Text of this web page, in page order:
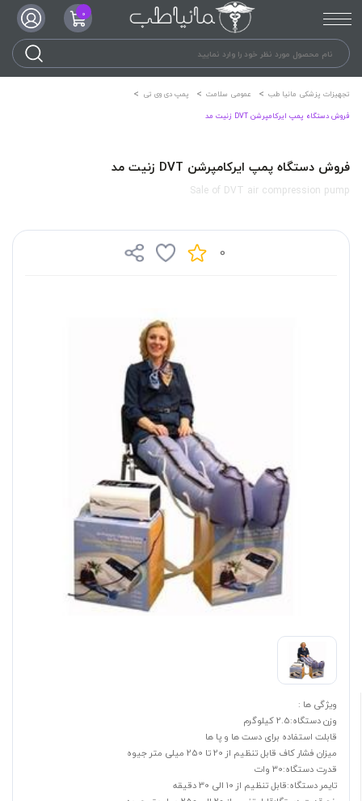
0
تجهیزات پزشکی مانیا طب عمومی سلامت
پمپ دی وی تی
فروش دستگاه پمپ ایرکامپرشن DVT زنیت مد
فروش دستگاه پمپ ایرکامپرشن DVT زنیت مد
Sale of DVT air compression pump
0
ویژگی ها :
وزن دستگاه:2.5 کیلوگرم
قابلت استفاده برای دست ها و پا ها
میزان فشار کاف قابل تنظیم از 20 تا 250 میلی متر جیوه
قدرت دستگاه:30 وات
تایمر دستگاه:قابل تنظیم از 10 الی 30 دقیقه